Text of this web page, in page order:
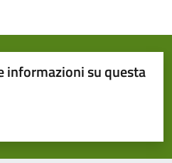
informazioni su questa
su 5
5